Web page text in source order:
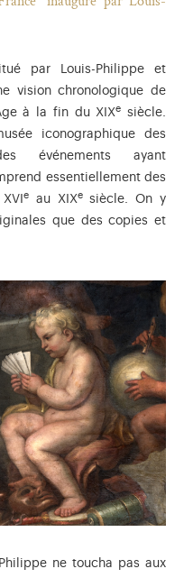
un nouvel onglet)
par Louis-Philippe et
vision chronologique de
à la fin du XIXe
siècle.
iconographique des
événements ayant
essentiellement des
e au XIXesiècle. On y
que des copies et
ne toucha pas aux